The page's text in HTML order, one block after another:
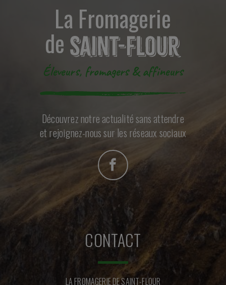
La Fromagerie
de
Éleveurs, fromagers & affineurs
Découvrez notre actualité sans attendre
et rejoignez-nous sur les réseaux sociaux
CONTACT
LA FROMAGERIE DE SAINT-FLOUR